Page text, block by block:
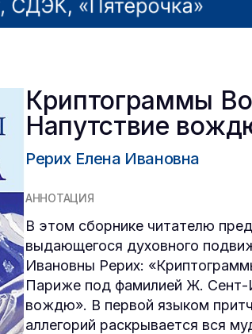
Криптограммы
Напутствие
Рерих Елена Ивановна
АННОТАЦИЯ
В этом сборнике читателю
выдающегося духовного
Ивановны Рерих:
Париже под фамилией Ж. Сент-
вождю». В первой языком
аллегорий раскрывается вся